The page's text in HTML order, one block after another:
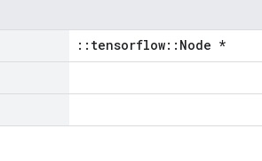
::tensorflow::Node *